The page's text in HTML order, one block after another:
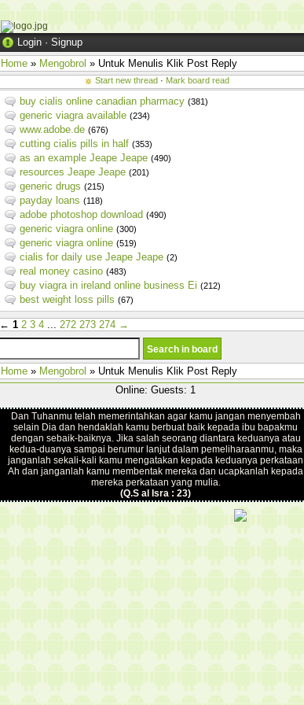
Login · Signup
Home » Mengobrol » Untuk Menulis Klik Post Reply
Start new thread· Mark board read
buy cialis online canadian pharmacy (381)
generic viagra available (234)
www.adobe.de (676)
cutting cialis pills in half (353)
as an example Jeape Jeape (490)
resources Jeape Jeape (201)
generic drugs (215)
payday loans (118)
adobe photoshop download (490)
generic viagra online (300)
generic viagra online (519)
cialis for daily use Jeape Jeape (2)
real money casino (483)
buy viagra in ireland online business Ei (212)
best weight loss pills (67)
← 1 2 3 4 ... 272 273 274 →
Home » Mengobrol » Untuk Menulis Klik Post Reply
Online: Guests: 1
Dan Tuhanmu telah memerintahkan agar kamu jangan menyembah
selain Dia dan hendaklah kamu berbuat baik kepada ibu bapakmu
dengan sebaik-baiknya. Jika salah seorang diantara keduanya atau
kedua-duanya sampai berumur lanjut dalam pemeliharaanmu, maka
janganlah sekali-kali kamu mengatakan kepada keduanya perkataan
Ah dan janganlah kamu membentak mereka dan ucapkanlah kepada
mereka perkataan yang mulia.
(Q.S al Isra : 23)